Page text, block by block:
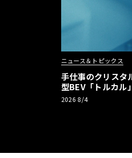
ニュース＆トピックス
手仕事のクリスタ
型BEV「トルカル
2026 8/4